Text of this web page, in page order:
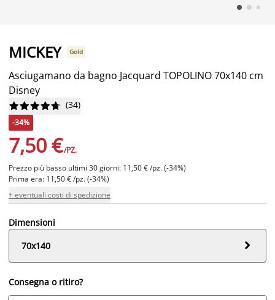
MICKEY Gold
Asciugamano da bagno Jacquard TOPOLINO 70x140 cm
Disney





 (34)
-34%
7,50 €/PZ.
Prezzo più basso ultimi 30 giorni: 11,50 € /pz. (-34%)
Prima era: 11,50 € /pz. (-34%)
+ eventuali costi di spedizione
Dimensioni
70x140

Consegna o ritiro?